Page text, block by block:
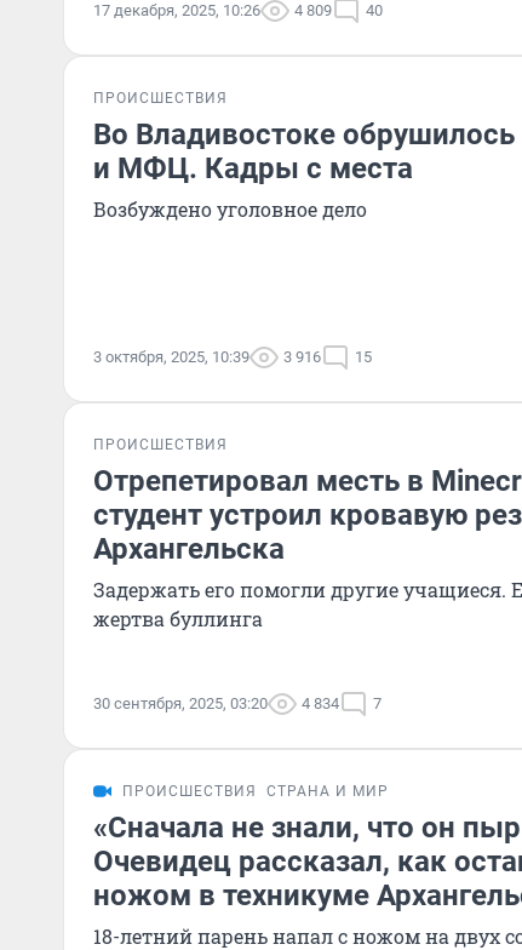
17 декабря, 2025, 10:26 4 809 40
ПРОИСШЕСТВИЯ
Во Владивостоке
и МФЦ. Кадры с места
Возбуждено уголовное дело
3 октября, 2025, 10:39 3 916 15
ПРОИСШЕСТВИЯ
Отрепетировал месть в
студент устроил кровавую
Архангельска
Задержать его помогли другие учащиеся.
жертва буллинга
30 сентября, 2025, 03:20 4 834 7
ПРОИСШЕСТВИЯ СТРАНА И МИР
«Сначала не знали, что он
Очевидец рассказал, как
ножом в техникуме
18-летний парень напал с ножом на двух